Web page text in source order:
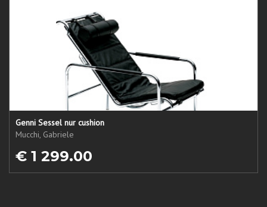
Genni Sessel nur cushion
Mucchi, Gabriele
€ 1 299.00